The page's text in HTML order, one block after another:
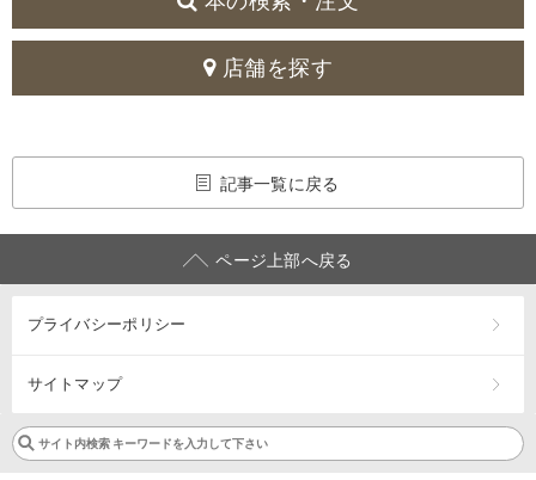
店舗を探す
記事一覧に戻る
ページ上部へ戻る
プライバシーポリシー
サイトマップ